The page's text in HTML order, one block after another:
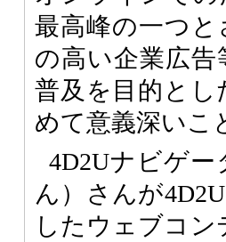
最高峰の一つ
の高い企業広
普及を目的と
めて意義深いこ
4D2Uナビゲ
ん）さんが
したウェブコ